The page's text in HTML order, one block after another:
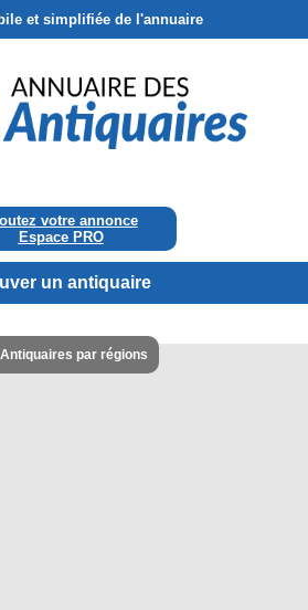
et simplifiée de l'annuaire
votre annonce
Espace PRO
un antiquaire
par régions